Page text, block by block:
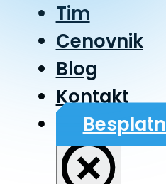
Tim
Cenovnik
Blog
Kontakt